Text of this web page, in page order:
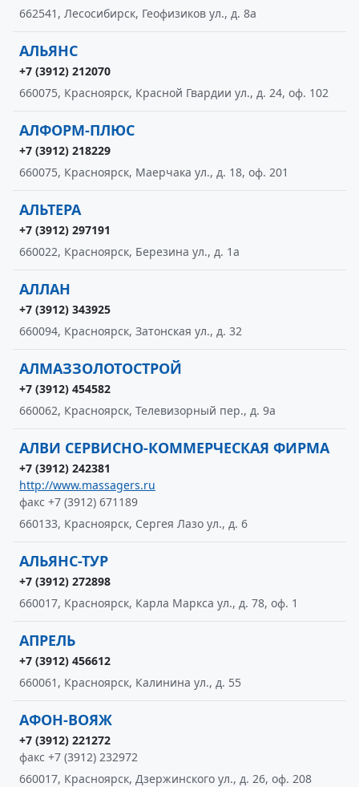
662541, Лесосибирск, Геофизиков ул., д. 8а
АЛЬЯНС
+7 (3912) 212070
660075, Красноярск, Красной Гвардии ул., д. 24, оф. 102
АЛФОРМ-ПЛЮС
+7 (3912) 218229
660075, Красноярск, Маерчака ул., д. 18, оф. 201
АЛЬТЕРА
+7 (3912) 297191
660022, Красноярск, Березина ул., д. 1а
АЛЛАН
+7 (3912) 343925
660094, Красноярск, Затонская ул., д. 32
АЛМАЗЗОЛОТОСТРОЙ
+7 (3912) 454582
660062, Красноярск, Телевизорный пер., д. 9а
АЛВИ СЕРВИСНО-КОММЕРЧЕСКАЯ ФИРМА
+7 (3912) 242381
http://www.massagers.ru
факс +7 (3912) 671189
660133, Красноярск, Сергея Лазо ул., д. 6
АЛЬЯНС-ТУР
+7 (3912) 272898
660017, Красноярск, Карла Маркса ул., д. 78, оф. 1
АПРЕЛЬ
+7 (3912) 456612
660061, Красноярск, Калинина ул., д. 55
АФОН-ВОЯЖ
+7 (3912) 221272
факс +7 (3912) 232972
660017, Красноярск, Дзержинского ул., д. 26, оф. 208